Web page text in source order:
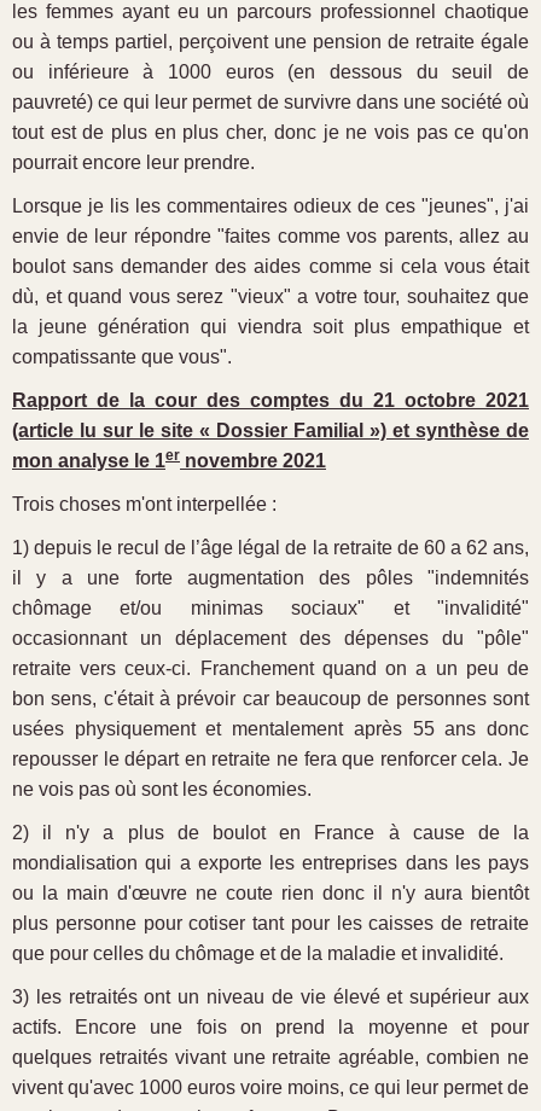
les femmes ayant eu un parcours professionnel chaotique
ou à temps partiel, perçoivent une pension de retraite égale
ou inférieure à 1000 euros (en dessous du seuil de
pauvreté) ce qui leur permet de survivre dans une société où
tout est de plus en plus cher, donc je ne vois pas ce qu'on
pourrait encore leur prendre.
Lorsque je lis les commentaires odieux de ces "jeunes", j'ai
envie de leur répondre "faites comme vos parents, allez au
boulot sans demander des aides comme si cela vous était
dù, et quand vous serez "vieux" a votre tour, souhaitez que
la jeune génération qui viendra soit plus empathique et
compatissante que vous".
Rapport de la cour des comptes du 21 octobre 2021
(article lu sur le site « Dossier Familial ») et synthèse de
mon analyse le 1er novembre 2021
Trois choses m'ont interpellée :
1) depuis le recul de l’âge légal de la retraite de 60 a 62 ans,
il y a une forte augmentation des pôles "indemnités
chômage et/ou minimas sociaux" et "invalidité"
occasionnant un déplacement des dépenses du "pôle"
retraite vers ceux-ci. Franchement quand on a un peu de
bon sens, c'était à prévoir car beaucoup de personnes sont
usées physiquement et mentalement après 55 ans donc
repousser le départ en retraite ne fera que renforcer cela. Je
ne vois pas où sont les économies.
2) il n'y a plus de boulot en France à cause de la
mondialisation qui a exporte les entreprises dans les pays
ou la main d'œuvre ne coute rien donc il n'y aura bientôt
plus personne pour cotiser tant pour les caisses de retraite
que pour celles du chômage et de la maladie et invalidité.
3) les retraités ont un niveau de vie élevé et supérieur aux
actifs. Encore une fois on prend la moyenne et pour
quelques retraités vivant une retraite agréable, combien ne
vivent qu'avec 1000 euros voire moins, ce qui leur permet de